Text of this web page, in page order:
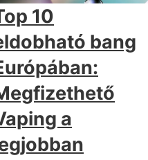
10
bang
a